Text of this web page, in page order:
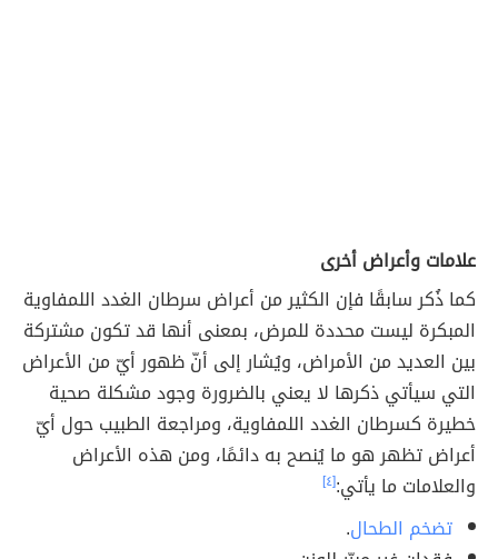
علامات وأعراض أخرى
كما ذُكر سابقًا فإن الكثير من أعراض سرطان الغدد اللمفاوية
المبكرة ليست محددة للمرض، بمعنى أنها قد تكون مشتركة
بين العديد من الأمراض، ويُشار إلى أنّ ظهور أيّ من الأعراض
التي سيأتي ذكرها لا يعني بالضرورة وجود مشكلة صحية
خطيرة كسرطان الغدد اللمفاوية، ومراجعة الطبيب حول أيّ
أعراض تظهر هو ما يُنصح به دائمًا، ومن هذه الأعراض
والعلامات ما يأتي:[٤]
تضخم الطحال.